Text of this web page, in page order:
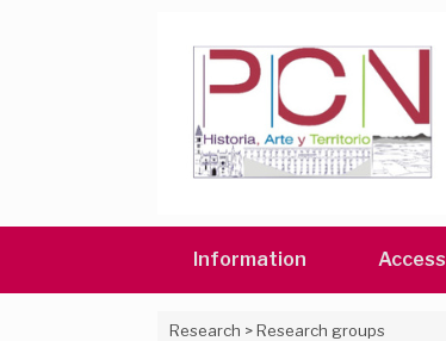
Information Access
Research >Research groups